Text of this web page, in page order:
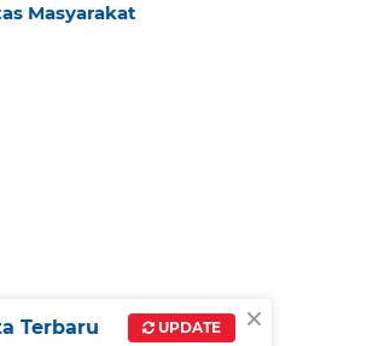
Masyarakat
×
Terbaru UPDATE